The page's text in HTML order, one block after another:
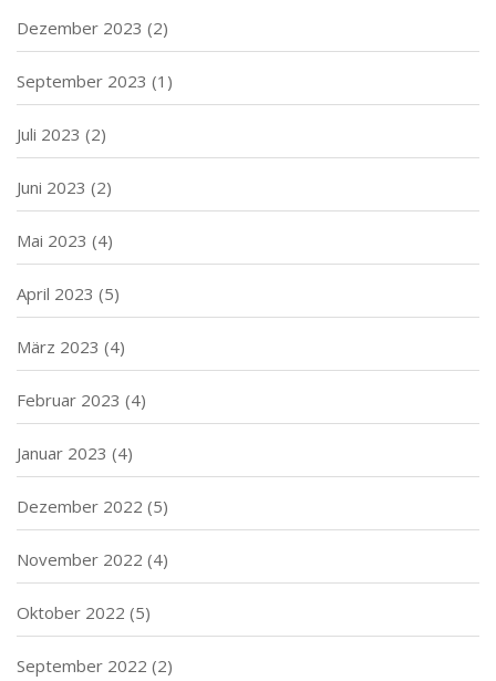
Dezember 2023 (2)
September 2023 (1)
Juli 2023 (2)
Juni 2023 (2)
Mai 2023 (4)
April 2023 (5)
März 2023 (4)
Februar 2023 (4)
Januar 2023 (4)
Dezember 2022 (5)
November 2022 (4)
Oktober 2022 (5)
September 2022 (2)